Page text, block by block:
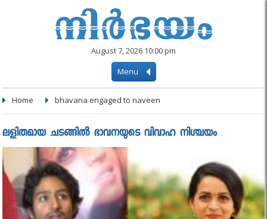
August 7, 2026 10:00 pm
Menu
Home bhavana engaged to naveen
ലളിതമായ ചടങ്ങില്‍ ഭാവനയുടെ വിവാഹ നിശ്ചയം